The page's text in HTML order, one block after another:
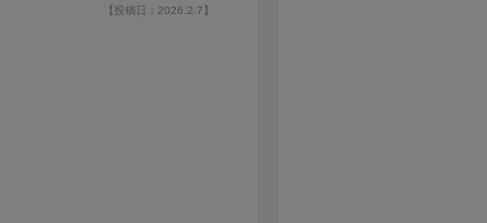
【投稿日：2026.2.7】